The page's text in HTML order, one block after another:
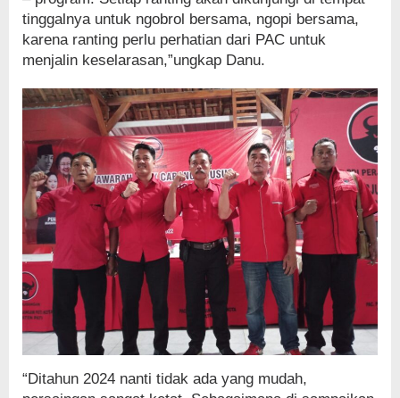
tinggalnya untuk ngobrol bersama, ngopi bersama,
karena ranting perlu perhatian dari PAC untuk
menjalin keselarasan,”ungkap Danu.
“Ditahun 2024 nanti tidak ada yang mudah,